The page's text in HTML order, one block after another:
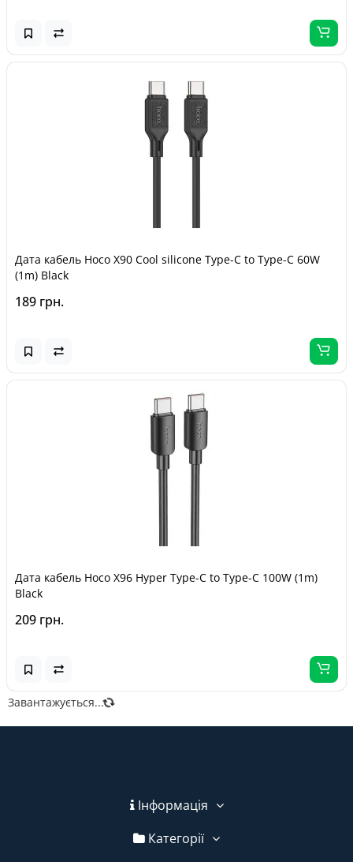
Дата кабель Hoco X90 Cool silicone Type-C to Type-C 60W
(1m) Black
189 грн.
Дата кабель Hoco X96 Hyper Type-C to Type-C 100W (1m)
Black
209 грн.
Завантажується...
Інформація
Категорії